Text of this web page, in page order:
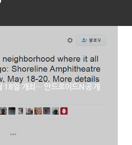
18일 개최… 안드로이드N 공개